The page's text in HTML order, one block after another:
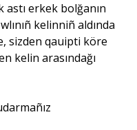
astı erkek bolğanın
kelinniñ aldında
sizden qauipti köre
kelin arasındağı